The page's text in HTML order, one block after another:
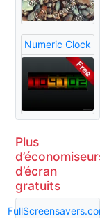
Numeric Clock
Plus
d’écran
gratuits